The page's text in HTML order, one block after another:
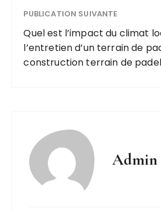
PUBLICATION SUIVANTE
Quel est l’impact du climat
l’entretien d’un terrain de
construction terrain de
Admin